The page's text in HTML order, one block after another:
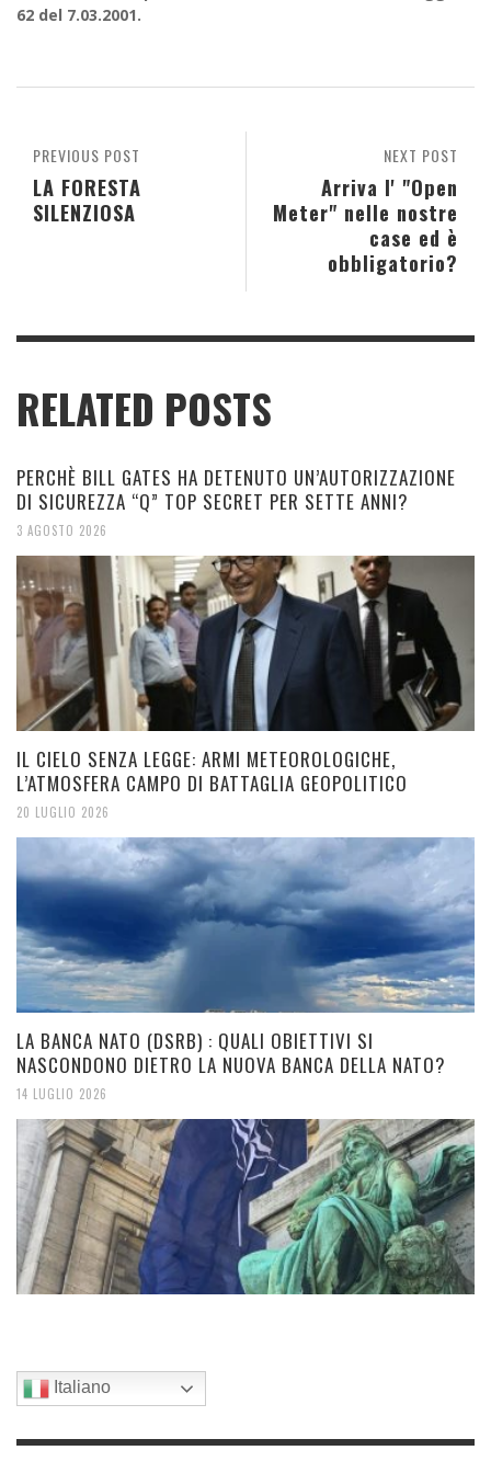
62 del 7.03.2001.
NEXT POST
Arriva l' "Open
Meter" nelle nostre
case ed è
obbligatorio?
PREVIOUS POST
LA FORESTA
SILENZIOSA
RELATED POSTS
PERCHÈ BILL GATES HA DETENUTO UN’AUTORIZZAZIONE
DI SICUREZZA “Q” TOP SECRET PER SETTE ANNI?
3 AGOSTO 2026
IL CIELO SENZA LEGGE: ARMI METEOROLOGICHE,
L’ATMOSFERA CAMPO DI BATTAGLIA GEOPOLITICO
20 LUGLIO 2026
LA BANCA NATO (DSRB) : QUALI OBIETTIVI SI
NASCONDONO DIETRO LA NUOVA BANCA DELLA NATO?
14 LUGLIO 2026
Italiano